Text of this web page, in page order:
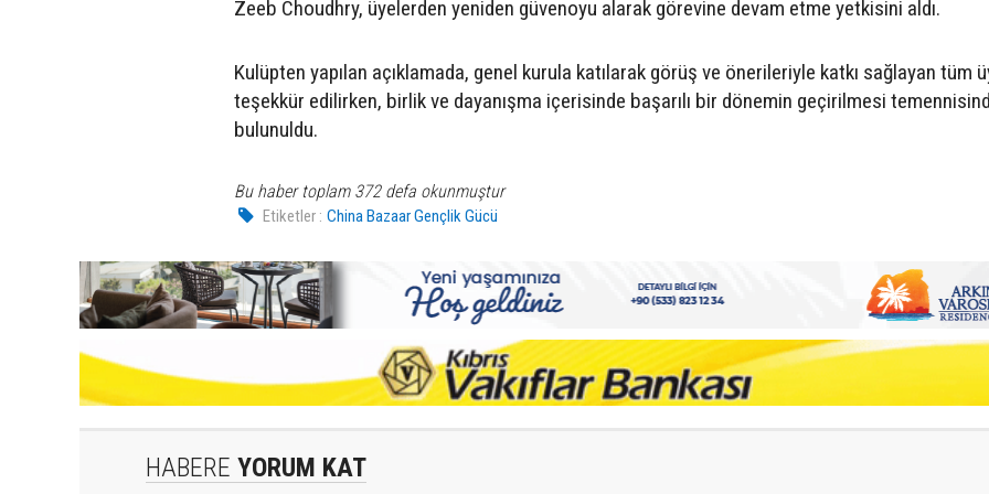
Zeeb Choudhry, üyelerden yeniden güvenoyu alarak görevine devam etme yetkisini aldı.
Kulüpten yapılan açıklamada, genel kurula katılarak görüş ve önerileriyle katkı sağlayan tüm
teşekkür edilirken, birlik ve dayanışma içerisinde başarılı bir dönemin geçirilmesi
bulunuldu.
Bu haber toplam 372 defa okunmuştur
Etiketler : China Bazaar Gençlik Gücü
HABERE YORUM KAT